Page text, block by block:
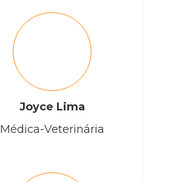
Joyce Lima
Médica-Veterinária